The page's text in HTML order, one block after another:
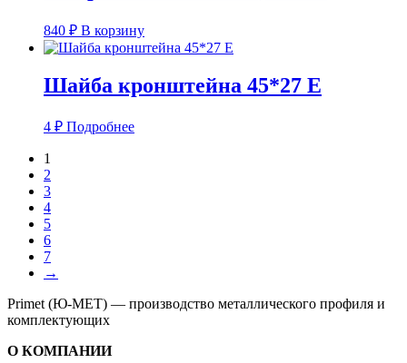
840 ₽ В корзину
Шайба кронштейна 45*27 E
4 ₽ Подробнее
1
2
3
4
5
6
7
→
Primet (Ю-МЕТ) — производство металлического профиля и
комплектующих
О КОМПАНИИ